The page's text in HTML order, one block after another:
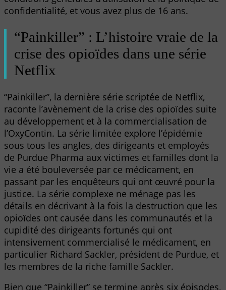
confidentialité, et vous avez plus de 16 ans.
“Painkiller” : L’histoire vraie de la
crise des opioïdes dans une série
Netflix
“Painkiller”, la dernière série scriptée de Netflix,
raconte l’avènement de la crise des opioïdes suite
au développement et à la commercialisation de
l’OxyContin. La série limitée explore l’épidémie
sous tous les angles, des dirigeants et employés
de Purdue Pharma aux victimes et familles dont la
vie a été bouleversée par ce médicament, en
passant par les enquêteurs qui ont œuvré pour la
justice. La série complexe ne ménage pas les
détails en décrivant à la fois la destruction que les
opioïdes ont causée dans les communautés et la
cupidité des dirigeants fortunés qui ont
intensivement commercialisé le médicament, en
particulier Richard Sackler, président de Purdue, et
les membres de la riche famille Sackler.
Bien que “Painkiller” se termine après six épisodes,